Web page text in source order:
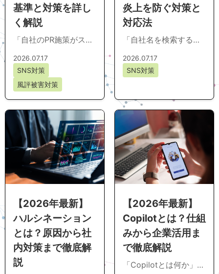
基準と対策を詳し
く解説
「自社のPR施策がステ
安」「口コミ施策やイ
ンフルエンサー活用の
基準を整理したい」...
2026.07.17
SNS対策
風評被害対策
炎上を防ぐ対策と
対応法
「自社名を検索すると
される」「社員のSNS
投稿がいつ拡散するか
2026.07.17
SNS対策
【2026年最新】
ハルシネーション
とは？原因から社
内対策まで徹底解
説
【2026年最新】
Copilotとは？仕組
みから企業活用ま
で徹底解説
「Copilotとは何か」